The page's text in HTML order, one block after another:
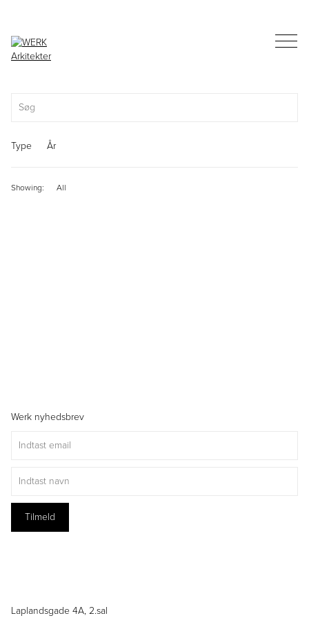
Type År
Showing: All
Werk nyhedsbrev
Laplandsgade 4A, 2.sal